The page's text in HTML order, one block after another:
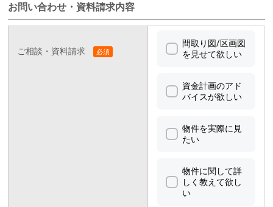
お問い合わせ・資料請求内容
ご相談・資料請求
間取り図/区画図
を見せて欲しい
資金計画のアド
バイスが欲しい
物件を実際に見
たい
物件に関して詳
しく教えて欲し
い